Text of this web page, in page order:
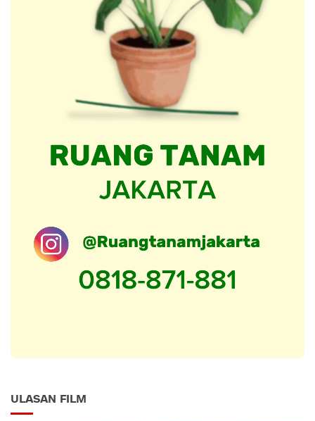
ULASAN FILM